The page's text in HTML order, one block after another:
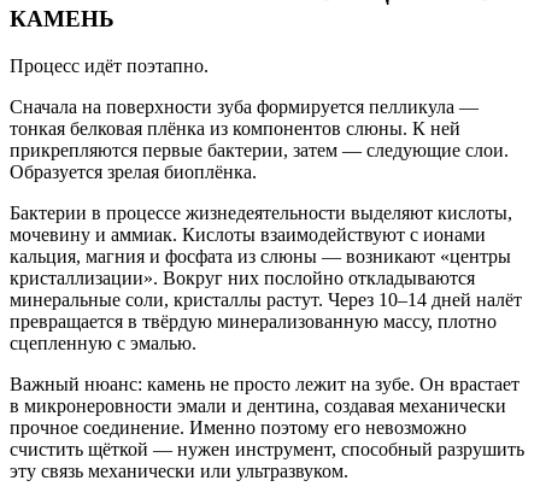
КАМЕНЬ
Процесс идёт поэтапно.
Сначала на поверхности зуба формируется пелликула —
тонкая белковая плёнка из компонентов слюны. К ней
прикрепляются первые бактерии, затем — следующие слои.
Образуется зрелая биоплёнка.
Бактерии в процессе жизнедеятельности выделяют кислоты,
мочевину и аммиак. Кислоты взаимодействуют с ионами
кальция, магния и фосфата из слюны — возникают «центры
кристаллизации». Вокруг них послойно откладываются
минеральные соли, кристаллы растут. Через 10–14 дней налёт
превращается в твёрдую минерализованную массу, плотно
сцепленную с эмалью.
Важный нюанс: камень не просто лежит на зубе. Он врастает
в микронеровности эмали и дентина, создавая механически
прочное соединение. Именно поэтому его невозможно
счистить щёткой — нужен инструмент, способный разрушить
эту связь механически или ультразвуком.